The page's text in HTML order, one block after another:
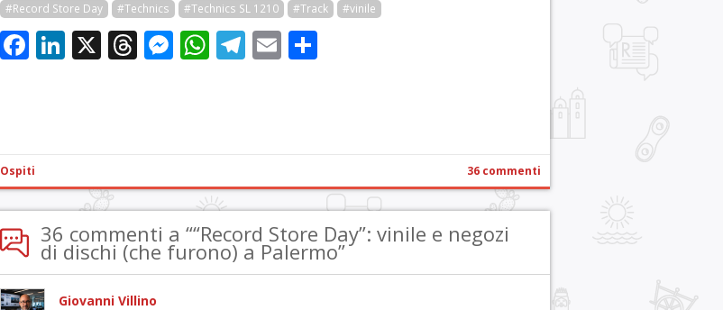
#Record Store Day
#Technics #Technics SL 1210 #Track #vinile
Facebook
LinkedIn
X Threads
Messenger
WhatsApp
Telegram
Email
Ospiti 36 commenti
36 commenti a ““Record Store Day”: vinile e negozi
di dischi (che furono) a Palermo”
Giovanni Villino